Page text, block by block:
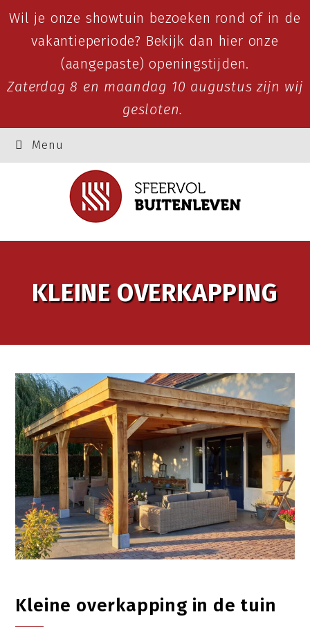
Wil je onze showtuin bezoeken rond of in de
vakantieperiode? Bekijk dan hier onze
(aangepaste) openingstijden.
Zaterdag 8 en maandag 10 augustus zijn wij
gesloten.
Menu
KLEINE OVERKAPPING
Kleine overkapping in de tuin